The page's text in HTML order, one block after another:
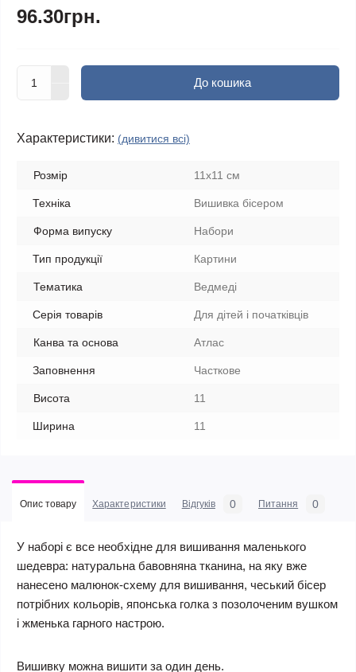
96.30грн.
До кошика
Характеристики: (дивитися всі)
Розмір 11х11 см
Техніка Вишивка бісером
Форма випуску Набори
Тип продукції Картини
Тематика Ведмеді
Серія товарів Для дітей і початківців
Канва та основа Атлас
Заповнення Часткове
Висота 11
Ширина 11
Опис товару Характеристики Відгуків 0 Питання 0
У наборі є все необхідне для вишивання маленького
шедевра: натуральна бавовняна тканина, на яку вже
нанесено малюнок-схему для вишивання, чеський бісер
потрібних кольорів, японська голка з позолоченим вушком
і жменька гарного настрою.
Вишивку можна вишити за один день.